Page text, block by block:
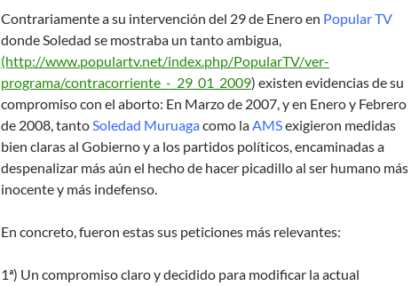
Contrariamente a su intervención del 29 de Enero en Popular TV
donde Soledad se mostraba un tanto ambigua,
(http://www.populartv.net/index.php/PopularTV/ver-
programa/contracorriente_-_29_01_2009) existen evidencias de su
compromiso con el aborto: En Marzo de 2007, y en Enero y Febrero
de 2008, tantoSoledad Muruagacomo laAMSexigieron medidas
bien claras al Gobierno y a los partidos políticos, encaminadas a
despenalizar más aún el hecho de hacer picadillo al ser humano más
inocente y más indefenso.
En concreto, fueron estas sus peticiones más relevantes:
1ª) Un compromiso claro y decidido para modificar la actual